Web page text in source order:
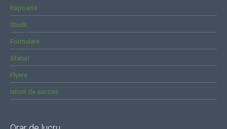
Rapoarte
Studii
Formulare
Sfaturi
Flyere
Istorii de succes